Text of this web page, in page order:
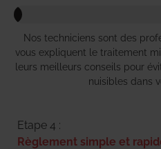
Nos techniciens sont des
vous expliquent le traitement
leurs meilleurs conseils pour
nuisibles dans
Etape 4 :
Règlement simple et